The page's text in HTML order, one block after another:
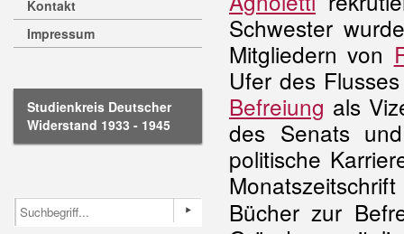
Kontakt
Impressum
Studienkreis Deutscher
Widerstand 1933 - 1945
Schwester
Mitgliedern von
Ufer des
Befreiung als
des Senats
politische
Bücher zur